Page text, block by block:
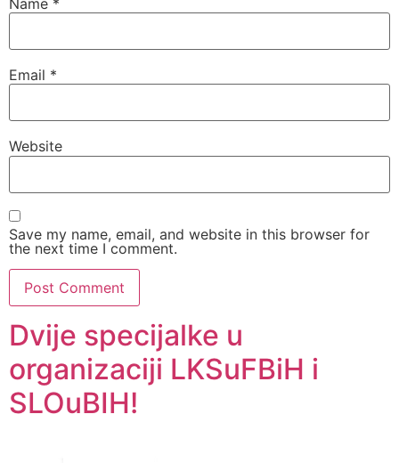
Email *
Website
Save my name, email, and website in this browser for
the next time I comment.
Dvije specijalke u
organizaciji LKSuFBiH i
SLOuBIH!